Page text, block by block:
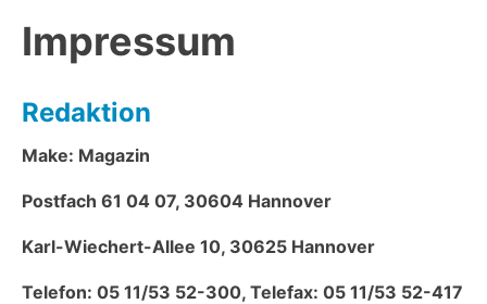
Impressum
Redaktion
Make: Magazin
Postfach 61 04 07, 30604 Hannover
Karl-Wiechert-Allee 10, 30625 Hannover
Telefon: 05 11/53 52-300, Telefax: 05 11/53 52-417